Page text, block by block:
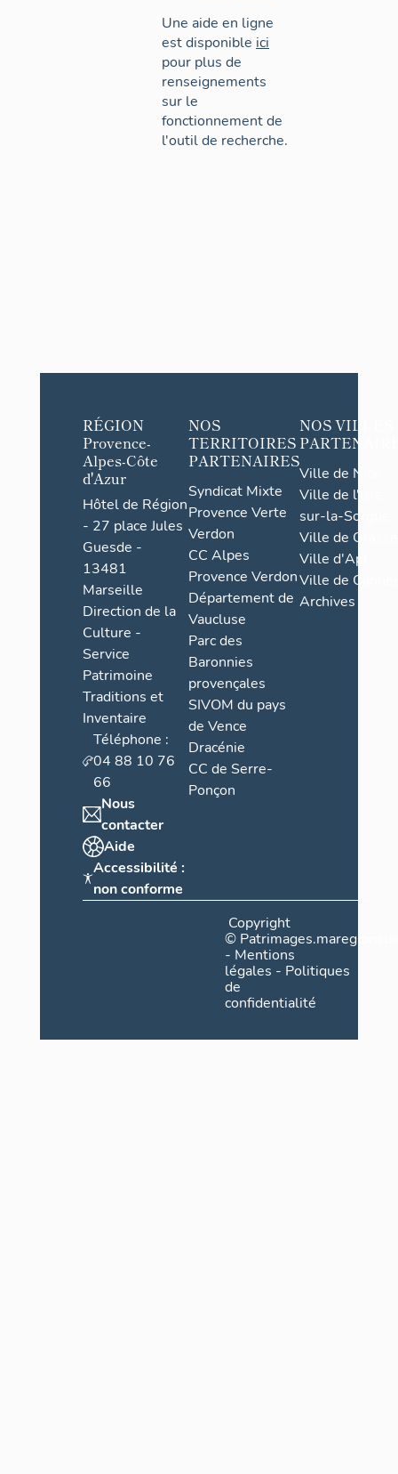
Une aide en ligne
est disponible ici
pour plus de
renseignements
sur le
fonctionnement de
l'outil de recherche.
RÉGION
Provence-
Alpes-Côte
d'Azur
Hôtel de Région
- 27 place Jules
Guesde -
13481
Marseille
Direction de la
Culture -
Service
Patrimoine
Traditions et
Inventaire
Téléphone :
04 88 10 76
66
Nous
contacter
Aide
Accessibilité :
non conforme
NOS
TERRITOIRES
PARTENAIRES
Syndicat Mixte
Provence Verte
Verdon
CC Alpes
Provence Verdon
Département de
Vaucluse
Parc des
Baronnies
provençales
SIVOM du pays
de Vence
Dracénie
CC de Serre-
Ponçon
NOS VILLES
Ville de Nice
Ville de l'Isle-
sur-la-Sorgue
Ville de Grasse
Ville d'Apt
Ville de
Archives
Copyright
©
- Mentions
légales - Politiques
de
confidentialité